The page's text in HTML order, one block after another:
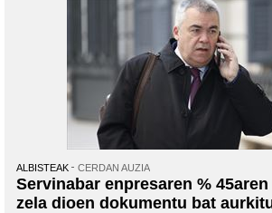
ALBISTEAK CERDAN AUZIA
Servinabar enpresaren %
zela dioen dokumentu bat